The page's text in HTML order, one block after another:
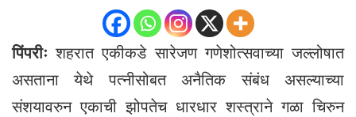
पिंपरीः शहरात एकीकडे सारेजण गणेशोत्सवाच्या जल्लोषात
असताना येथे पत्नीसोबत अनैतिक संबंध असल्याच्या
संशयावरुन एकाची झोपतेच धारधार शस्त्राने गळा चिरुन